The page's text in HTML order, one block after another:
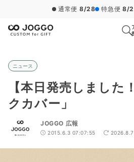
通常便 8/28 特急便 8/
ニュース
【本日発売しました
クカバー」
JOGGO 広報
2015.6.3 07:07:55